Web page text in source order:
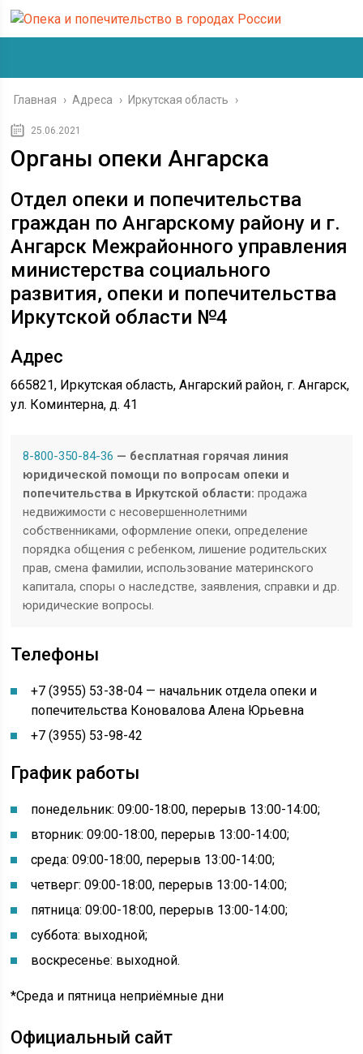
Главная › Адреса › Иркутская область ›
25.06.2021
Органы опеки Ангарска
Отдел опеки и попечительства
граждан по Ангарскому району и г.
Ангарск Межрайонного управления
министерства социального
развития, опеки и попечительства
Иркутской области №4
Адрес
665821, Иркутская область, Ангарский район, г. Ангарск,
ул. Коминтерна, д. 41
8-800-350-84-36 — бесплатная горячая линия
юридической помощи по вопросам опеки и
попечительства в Иркутской области:продажа
недвижимости с несовершеннолетними
собственниками, оформление опеки, определение
порядка общения с ребенком, лишение родительских
прав, смена фамилии, использование материнского
капитала, споры о наследстве, заявления, справки и др.
юридические вопросы.
Телефоны
+7 (3955) 53-38-04 — начальник отдела опеки и
попечительства Коновалова Алена Юрьевна
+7 (3955) 53-98-42
График работы
понедельник: 09:00-18:00, перерыв 13:00-14:00;
вторник: 09:00-18:00, перерыв 13:00-14:00;
среда: 09:00-18:00, перерыв 13:00-14:00;
четверг: 09:00-18:00, перерыв 13:00-14:00;
пятница: 09:00-18:00, перерыв 13:00-14:00;
суббота: выходной;
воскресенье: выходной.
*Среда и пятница неприёмные дни
Официальный сайт